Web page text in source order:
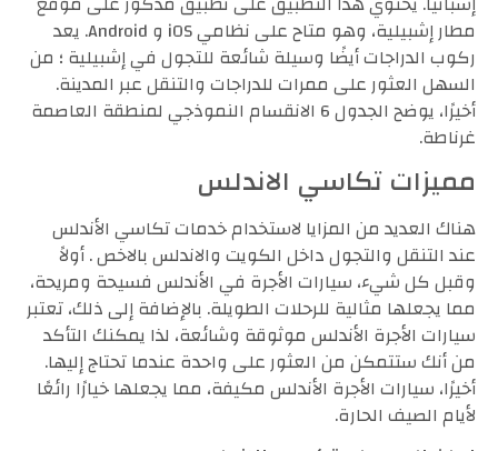
مطار إشبيلية، وهو متاح على نظامي iOS و Android. يعد
ركوب الدراجات أيضًا وسيلة شائعة للتجول في إشبيلية ؛ من
السهل العثور على ممرات للدراجات والتنقل عبر المدينة.
أخيرًا، يوضح الجدول 6 الانقسام النموذجي لمنطقة العاصمة
غرناطة.
مميزات تكاسي الاندلس
هناك العديد من المزايا لاستخدام خدمات تكاسي الأندلس
عند التنقل والتجول داخل الكويت والاندلس بالاخص . أولاً
وقبل كل شيء، سيارات الأجرة في الأندلس فسيحة ومريحة،
مما يجعلها مثالية للرحلات الطويلة. بالإضافة إلى ذلك، تعتبر
سيارات الأجرة الأندلس موثوقة وشائعة، لذا يمكنك التأكد
من أنك ستتمكن من العثور على واحدة عندما تحتاج إليها.
أخيرًا، سيارات الأجرة الأندلس مكيفة، مما يجعلها خيارًا رائعًا
لأيام الصيف الحارة.